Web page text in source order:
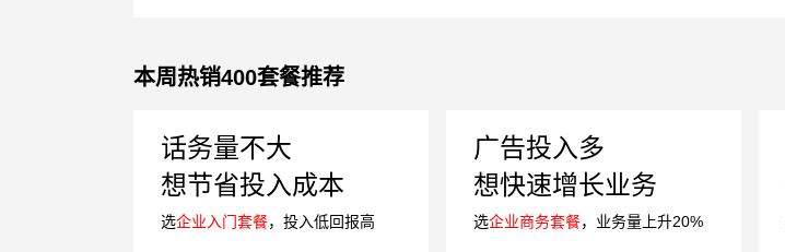
本周热销400套餐推荐
话务量不大
想节省投入成本
选企业入门套餐，投入低回报高
广告投入多
想快速增长业务
选企业商务套餐，业务量上升20%